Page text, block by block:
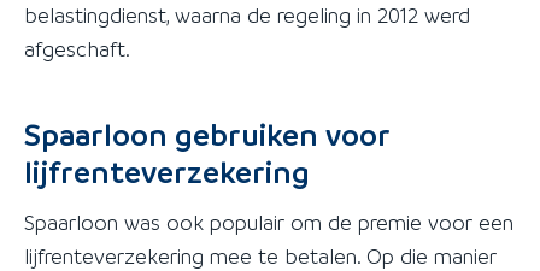
belastingdienst, waarna de regeling in 2012 werd
afgeschaft.
Spaarloon gebruiken voor
lijfrenteverzekering
Spaarloon was ook populair om de premie voor een
lijfrenteverzekering mee te betalen. Op die manier